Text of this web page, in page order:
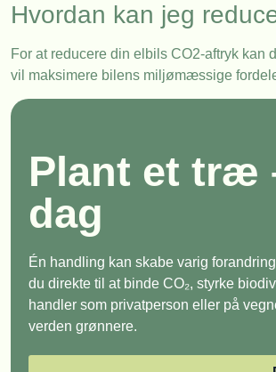
Hvordan kan jeg
For at reducere din elbils CO2-aftryk
vil maksimere bilens miljømæssige
Plant et træ
dag
Én handling kan skabe varig
du direkte til at binde CO₂, styrke
handler som privatperson eller på
verden grønnere.